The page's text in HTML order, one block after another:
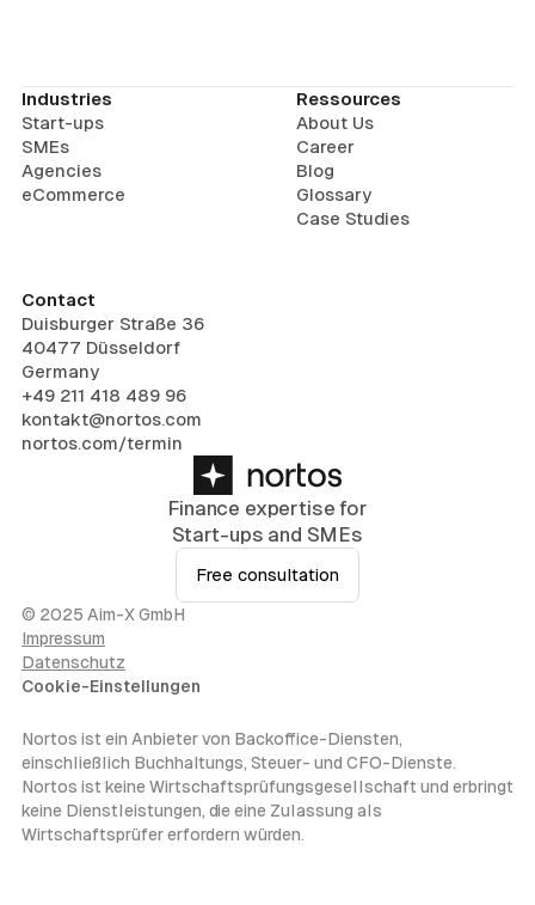
Finance expertise for
Start-ups and SMEs
Free consultation
Industries
Start-ups
SMEs
Agencies
eCommerce
Ressources
About Us
Career
Blog
Glossary
Case Studies
Contact
Duisburger Straße 36
40477 Düsseldorf
Germany
+49 211 418 489 96
kontakt@nortos.com
nortos.com/termin
© 2025 Aim-X GmbH
Impressum
Datenschutz
Cookie-Einstellungen
Nortos ist ein Anbieter von Backoffice-Diensten,
einschließlich Buchhaltungs, Steuer- und CFO-Dienste.
Nortos ist keine Wirtschaftsprüfungsgesellschaft und erbringt
keine Dienstleistungen, die eine Zulassung als
Wirtschaftsprüfer erfordern würden.